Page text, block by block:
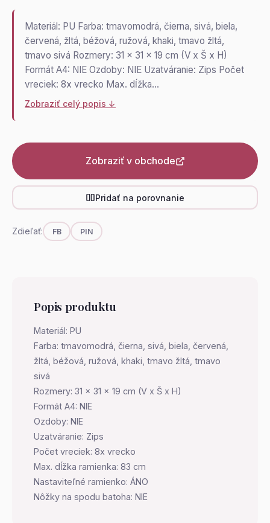
Materiál: PU Farba: tmavomodrá, čierna, sivá, biela,
červená, žltá, béžová, ružová, khaki, tmavo žltá,
tmavo sivá Rozmery: 31 x 31 x 19 cm (V x Š x H)
Formát A4: NIE Ozdoby: NIE Uzatváranie: Zips Počet
vreciek: 8x vrecko Max. dĺžka…
Zobraziť celý popis ↓
Zobraziť v obchode
Pridať na porovnanie
Zdieľať: FB PIN
Popis produktu
Materiál: PU
Farba: tmavomodrá, čierna, sivá, biela, červená,
žltá, béžová, ružová, khaki, tmavo žltá, tmavo
sivá
Rozmery: 31 x 31 x 19 cm (V x Š x H)
Formát A4: NIE
Ozdoby: NIE
Uzatváranie: Zips
Počet vreciek: 8x vrecko
Max. dĺžka ramienka: 83 cm
Nastaviteľné ramienko: ÁNO
Nôžky na spodu batoha: NIE